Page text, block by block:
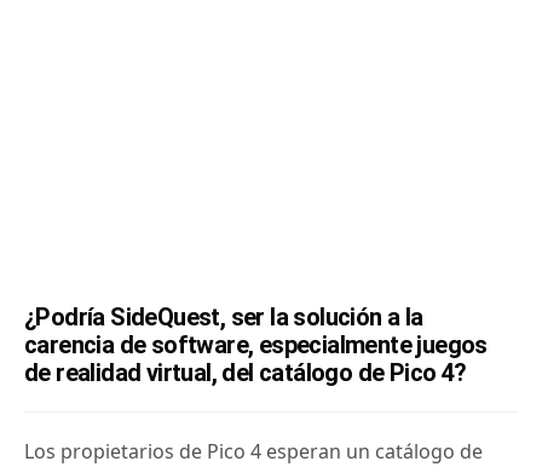
¿Podría SideQuest, ser la solución a la
carencia de software, especialmente juegos
de realidad virtual, del catálogo de Pico 4?
Los propietarios de Pico 4 esperan un catálogo de